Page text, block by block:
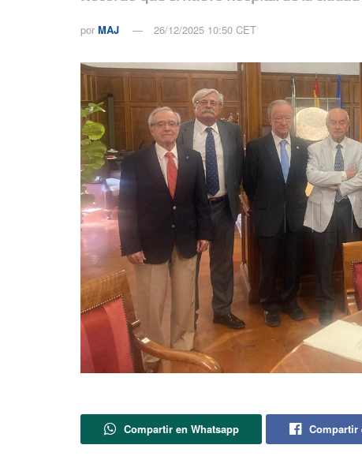
por MAJ 26/12/2025 10:50 CET
Compartir en Whatsapp Compartir